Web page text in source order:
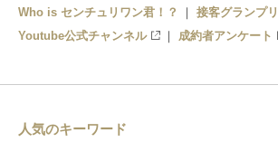
Who is センチュリワン君！？
接客グランプリ
Youtube公式チャンネル
成約者アンケート
人気のキーワード